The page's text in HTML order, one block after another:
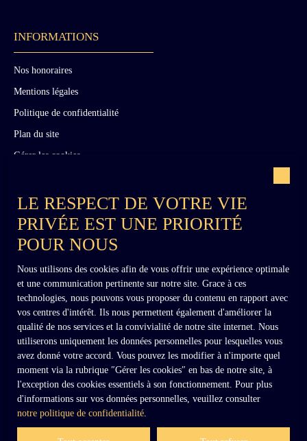
INFORMATIONS
Nos honoraires
Mentions légales
Politique de confidentialité
Plan du site
Gérer les cookies
+33 (0)6 02 27 54 27
contact@dennielimmobilier.fr
LE RESPECT DE VOTRE VIE
PRIVÉE EST UNE PRIORITÉ
POUR NOUS
Nous utilisons des cookies afin de vous offrir une expérience optimale
et une communication pertinente sur notre site. Grace à ces
technologies, nous pouvons vous proposer du contenu en rapport avec
vos centres d'intérêt. Ils nous permettent également d'améliorer la
qualité de nos services et la convivialité de notre site internet. Nous
utiliserons uniquement les données personnelles pour lesquelles vous
avez donné votre accord. Vous pouvez les modifier à n'importe quel
moment via la rubrique ″Gérer les cookies″ en bas de notre site, à
l'exception des cookies essentiels à son fonctionnement. Pour plus
d'informations sur vos données personnelles, veuillez consulter
notre politique de confidentialité.